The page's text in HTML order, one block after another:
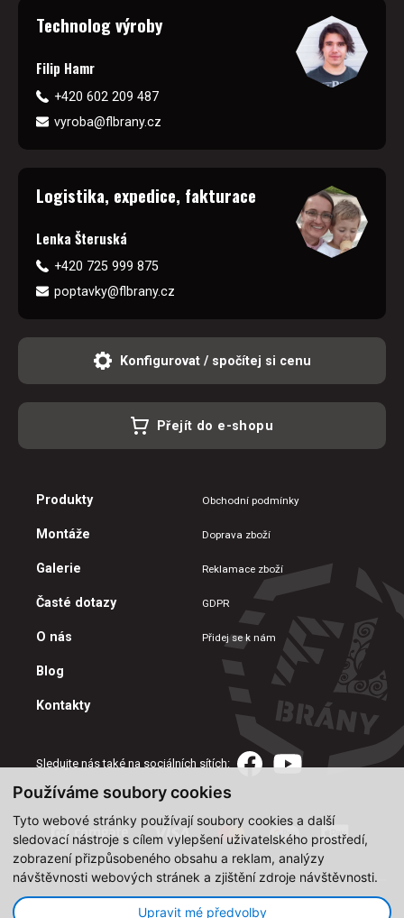
Používáme soubory cookies
Tyto webové stránky používají soubory cookies a další
sledovací nástroje s cílem vylepšení uživatelského prostředí,
zobrazení přizpůsobeného obsahu a reklam, analýzy
návštěvnosti webových stránek a zjištění zdroje návštěvnosti.
Upravit mé předvolby
Technolog výroby
Filip Hamr
+420 602 209 487
vyroba@flbrany.cz
Logistika, expedice, fakturace
Lenka Šteruská
+420 725 999 875
poptavky@flbrany.cz
Konfigurovat / spočítej si cenu
Přejít do e-shopu
Produkty
Montáže
Galerie
Časté dotazy
O nás
Blog
Kontakty
Obchodní podmínky
Doprava zboží
Reklamace zboží
GDPR
Přidej se k nám
Sledujte nás také na sociálních sítích:
Copyright © 2019-2026, FL BRÁNY, All Rights Reserved.